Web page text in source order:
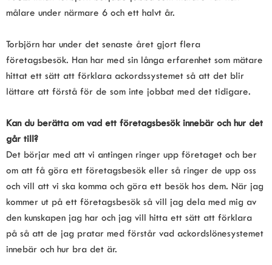
målare under närmare 6 och ett halvt år.
Torbjörn har under det senaste året gjort flera
företagsbesök. Han har med sin långa erfarenhet som mätare
hittat ett sätt att förklara ackordssystemet så att det blir
lättare att förstå för de som inte jobbat med det tidigare.
Kan du berätta om vad ett företagsbesök innebär och hur det
går till?
Det börjar med att vi antingen ringer upp företaget och ber
om att få göra ett företagsbesök eller så ringer de upp oss
och vill att vi ska komma och göra ett besök hos dem. När jag
kommer ut på ett företagsbesök så vill jag dela med mig av
den kunskapen jag har och jag vill hitta ett sätt att förklara
på så att de jag pratar med förstår vad ackordslönesystemet
innebär och hur bra det är.